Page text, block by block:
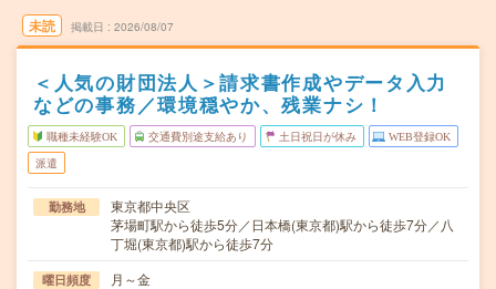
未読 掲載日 2026/08/07
＜人気の財団法人＞請求書作成やデータ入力
などの事務／環境穏やか、残業ナシ！
職種未経験OK 交通費別途支給あり 土日祝日が休み WEB登録OK
派遣
勤務地
東京都中央区
茅場町駅から徒歩5分／日本橋(東京都)駅から徒歩7分／八
丁堀(東京都)駅から徒歩7分
曜日頻度 月～金